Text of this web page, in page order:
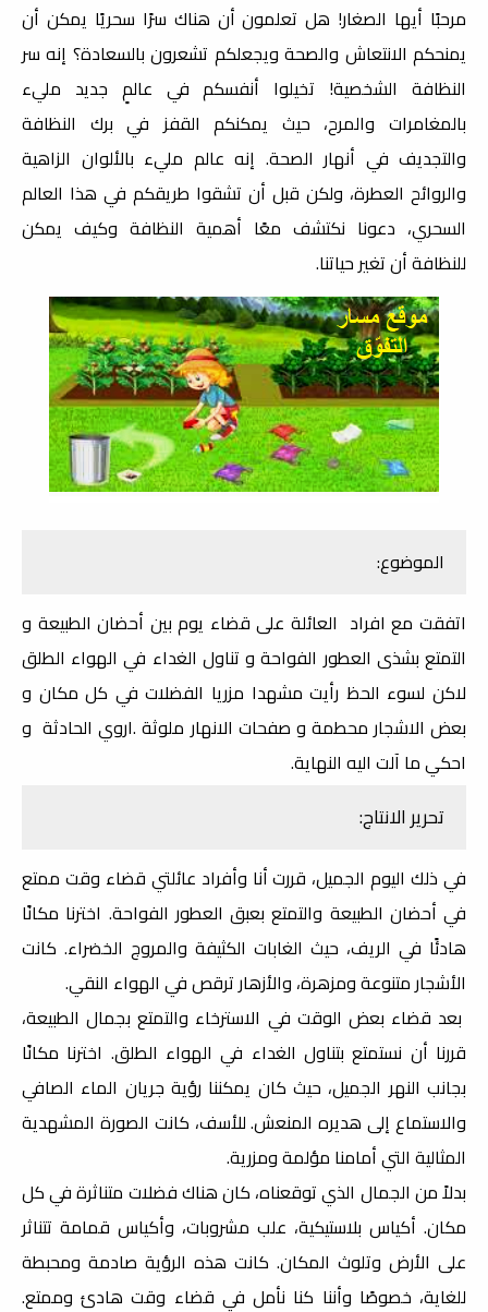
مرحبًا أيها الصغار! هل تعلمون أن هناك سرًا سحريًا يمكن أن
يمنحكم الانتعاش والصحة ويجعلكم تشعرون بالسعادة؟ إنه سر
النظافة الشخصية! تخيلوا أنفسكم في عالمٍ جديد مليء
بالمغامرات والمرح، حيث يمكنكم القفز في برك النظافة
والتجديف في أنهار الصحة. إنه عالم مليء بالألوان الزاهية
والروائح العطرة، ولكن قبل أن تشقوا طريقكم في هذا العالم
السحري، دعونا نكتشف معًا أهمية النظافة وكيف يمكن
للنظافة أن تغير حياتنا.
الموضوع:
اتفقت مع افراد العائلة على قضاء يوم بين أحضان الطبيعة و
التمتع بشذى العطور الفواحة و تناول الغداء في الهواء الطلق
لاكن لسوء الحظ رأيت مشهدا مزريا الفضلات في كل مكان و
بعض الاشجار محطمة و صفحات الانهار ملوثة .اروي الحادثة و
احكي ما آلت اليه النهاية.
تحرير الانتاج:
في ذلك اليوم الجميل، قررت أنا وأفراد عائلتي قضاء وقت ممتع
في أحضان الطبيعة والتمتع بعبق العطور الفواحة. اخترنا مكانًا
هادئًا في الريف، حيث الغابات الكثيفة والمروج الخضراء. كانت
الأشجار متنوعة ومزهرة، والأزهار ترقص في الهواء النقي.
بعد قضاء بعض الوقت في الاسترخاء والتمتع بجمال الطبيعة،
قررنا أن نستمتع بتناول الغداء في الهواء الطلق. اخترنا مكانًا
بجانب النهر الجميل، حيث كان يمكننا رؤية جريان الماء الصافي
والاستماع إلى هديره المنعش. للأسف، كانت الصورة المشهدية
المثالية التي أمامنا مؤلمة ومزرية.
بدلاً من الجمال الذي توقعناه، كان هناك فضلات متناثرة في كل
مكان. أكياس بلاستيكية، علب مشروبات، وأكياس قمامة تتناثر
على الأرض وتلوث المكان. كانت هذه الرؤية صادمة ومحبطة
للغاية، خصوصًا وأننا كنا نأمل في قضاء وقت هادئ وممتع.